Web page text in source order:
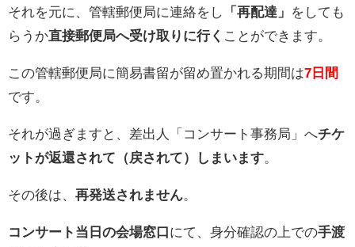
それを元に、管轄郵便局に連絡をし
「再配達」
をしても
らうか直接郵便局へ受け取りに行く ことができます。
この管轄郵便局に簡易書留が留め置かれる期間は7日間
です。
それが過ぎますと、差出人「コンサート事務局」へチケ
ットが返還されて（戻されて）しまいます
その後は、 再発送されません
コンサート当日の会場窓口にて、身分確認の上での手渡